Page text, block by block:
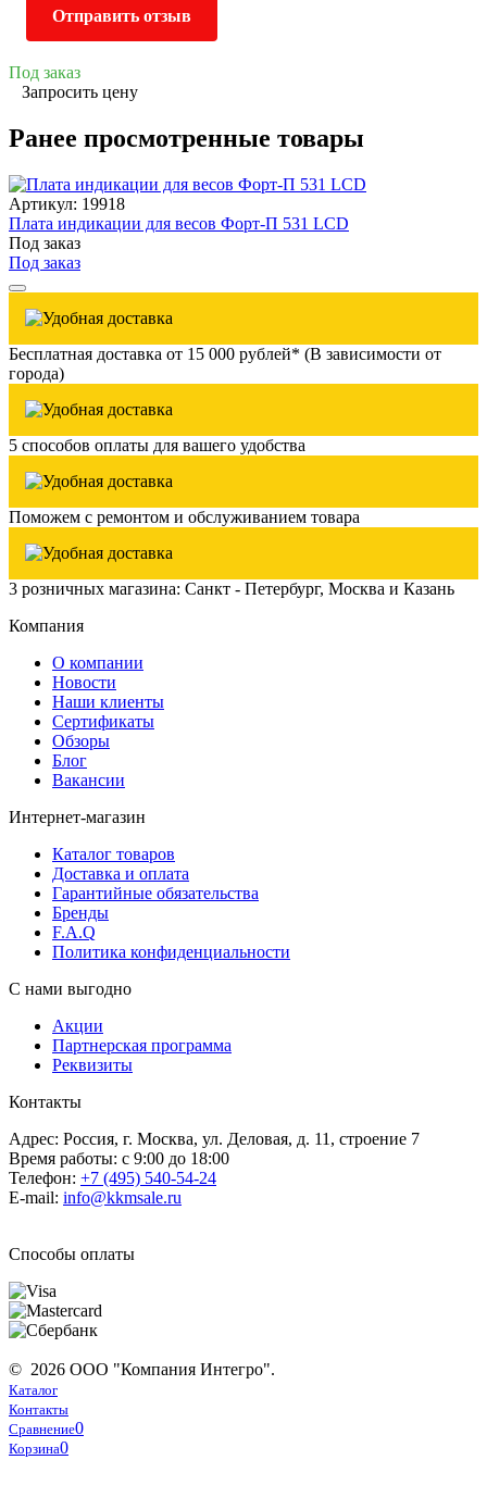
Отправить отзыв
Под заказ
Запросить цену
Ранее просмотренные товары
Артикул: 19918
Плата индикации для весов Форт-П 531 LCD
Под заказ
Под заказ
Бесплатная доставка от 15 000 рублей* (В зависимости от
города)
5 способов оплаты для вашего удобства
Поможем с ремонтом и обслуживанием товара
3 розничных магазина: Санкт - Петербург, Москва и Казань
Компания
О компании
Новости
Наши клиенты
Сертификаты
Обзоры
Блог
Вакансии
Интернет-магазин
Каталог товаров
Доставка и оплата
Гарантийные обязательства
Бренды
F.A.Q
Политика конфиденциальности
С нами выгодно
Акции
Партнерская программа
Реквизиты
Контакты
Адрес: Россия, г. Москва, ул. Деловая, д. 11, строение 7
Время работы: с 9:00 до 18:00
Телефон: +7 (495) 540-54-24
E-mail: info@kkmsale.ru
Способы оплаты
© 2026 ООО "Компания Интегро".
Каталог
Контакты
Сравнение0
Корзина0